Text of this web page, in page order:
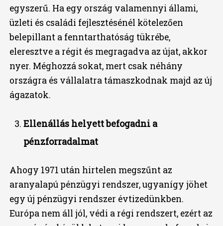
egyszerű. Ha egy ország valamennyi állami,
üzleti és családi fejlesztésénél kötelezően
belepillant a fenntarthatóság tükrébe,
eleresztve a régit és megragadva az újat, akkor
nyer. Méghozzá sokat, mert csak néhány
országra és vállalatra támaszkodnak majd az új
ágazatok.
Ellenállás helyett befogadni a
pénzforradalmat
Ahogy 1971 után hirtelen megszűnt az
aranyalapú pénzügyi rendszer, ugyanígy jöhet
egy új pénzügyi rendszer évtizedünkben.
Európa nem áll jól, védi a régi rendszert, ezért az